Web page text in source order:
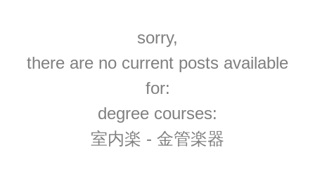
コンクール
盗まれた楽器
求人情報 (演奏関係の職): トランペット
求人情報 (演奏関係の職): トロンボーン (18)
求人情報 (演奏関係の職): チューバ
求人情報 (教育関連の職): トランペット
sorry,
there are no current posts available
for:
degree courses:
室内楽 - 金管楽器